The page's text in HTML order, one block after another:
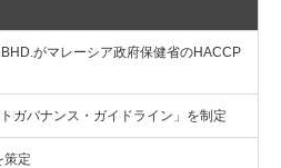
がマレーシア政府保健省のHACCP
ガバナンス・ガイドライン」を制定
策定